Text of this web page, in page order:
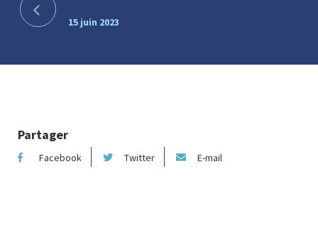
15 juin 2023
Partager
Facebook Twitter E-mail